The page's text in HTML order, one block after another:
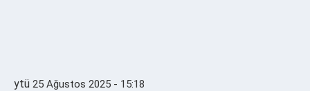
ytü 25 Ağustos 2025 - 15:18